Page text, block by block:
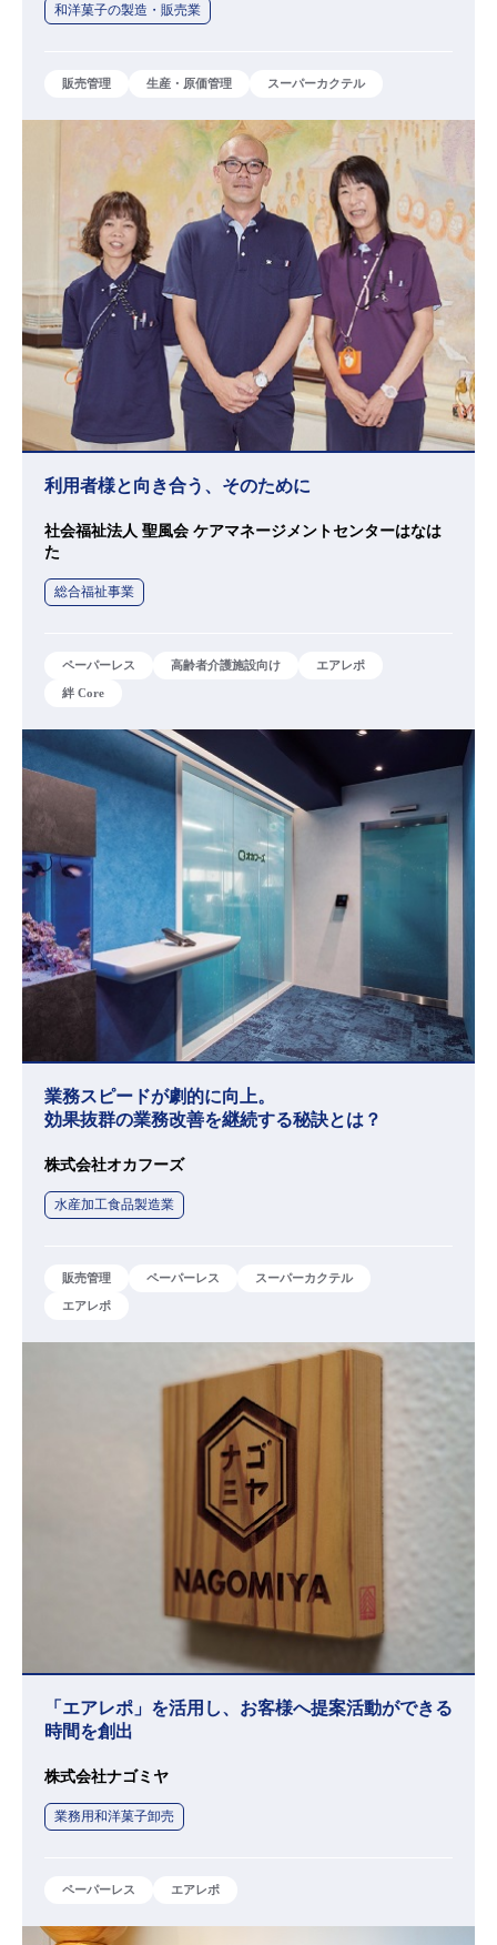
和洋菓子の製造・販売業
販売管理 生産・原価管理 スーパーカクテル
利用者様と向き合う、そのために
社会福祉法人 聖風会 ケアマネージメントセンターはなは
た
総合福祉事業
ペーパーレス 高齢者介護施設向け エアレポ
絆 Core
業務スピードが劇的に向上。
効果抜群の業務改善を継続する秘訣とは？
株式会社オカフーズ
水産加工食品製造業
販売管理 ペーパーレス スーパーカクテル
エアレポ
「エアレポ」を活用し、お客様へ提案活動ができる
時間を創出
株式会社ナゴミヤ
業務用和洋菓子卸売
ペーパーレス エアレポ